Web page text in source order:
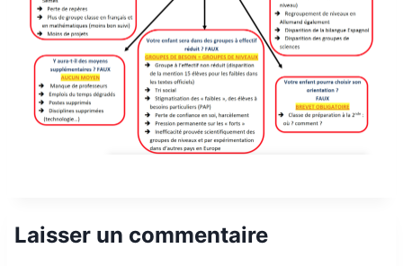
Laisser un commentaire